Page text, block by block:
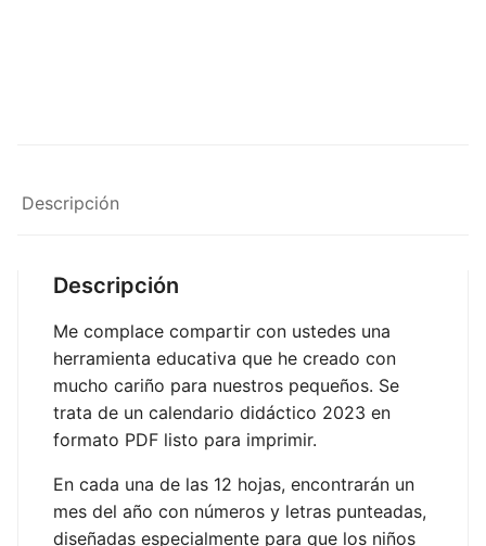
Descripción
Descripción
Me complace compartir con ustedes una
herramienta educativa que he creado con
mucho cariño para nuestros pequeños. Se
trata de un calendario didáctico 2023 en
formato PDF listo para imprimir.
En cada una de las 12 hojas, encontrarán un
mes del año con números y letras punteadas,
diseñadas especialmente para que los niños